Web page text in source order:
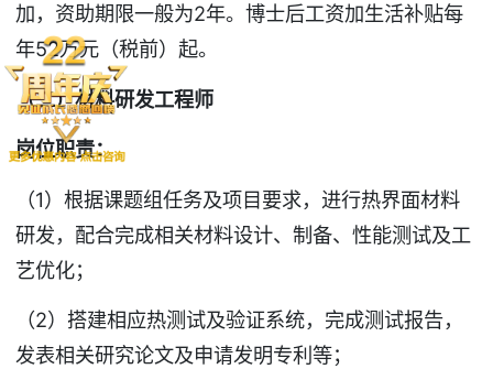
加，资助期限一般为2年。博士后工资加生活补贴每
年52万元（税前）起。
（二）材料研发工程师
岗位职责：
（1）根据课题组任务及项目要求，进行热界面材料
研发，配合完成相关材料设计、制备、性能测试及工
艺优化；
（2）搭建相应热测试及验证系统，完成测试报告，
发表相关研究论文及申请发明专利等；